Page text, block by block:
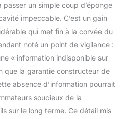
passer un simple coup d’éponge
impeccable. C’est un gain
qui met fin à la corvée du
noté un point de vigilance :
« information indisponible sur
que la garantie constructeur de
absence d’information pourrait
soucieux de la
sur le long terme. Ce détail mis